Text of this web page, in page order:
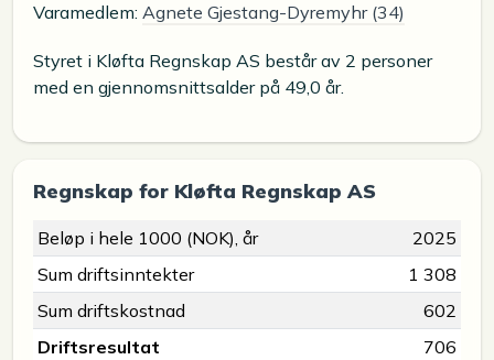
Varamedlem: Agnete Gjestang-Dyremyhr (34)
Styret i Kløfta Regnskap AS består av 2 personer
med en gjennomsnittsalder på 49,0 år.
Regnskap for Kløfta Regnskap AS
Beløp i hele 1000 (NOK), år
2025
Sum driftsinntekter
1 308
Sum driftskostnad
602
Driftsresultat
706